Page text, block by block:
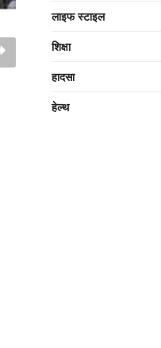
लाइफ स्टाइल
शिक्षा
हादसा
हेल्थ